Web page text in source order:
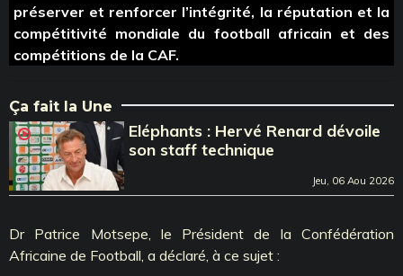
préserver et renforcer l’intégrité, la réputation et la
compétitivité mondiale du football africain et des
compétitions de la CAF.
Ça fait la Une
Eléphants : Hervé Renard dévoile
son staff technique
Jeu, 06 Aou 2026
Dr Patrice Motsepe, le Président de la Confédération
Africaine de Football, a déclaré, à ce sujet :